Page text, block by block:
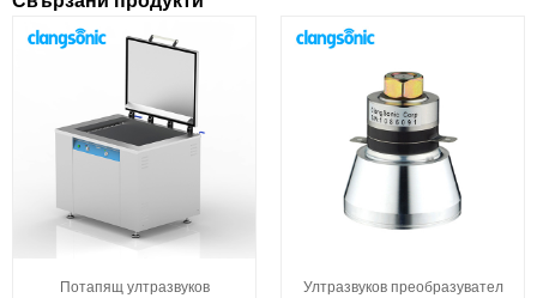
Потапящ ултразвуков
Ултразвуков преобразувател